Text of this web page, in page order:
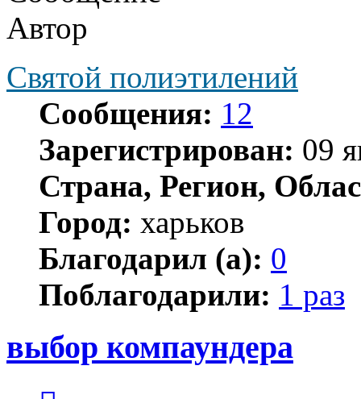
Автор
Святой полиэтилений
Сообщения: 12
Зарегистрирован: 09
Страна, Регион,
Город: харьков
Благодарил (а): 0
Поблагодарили: 1 раз
выбор компаундера